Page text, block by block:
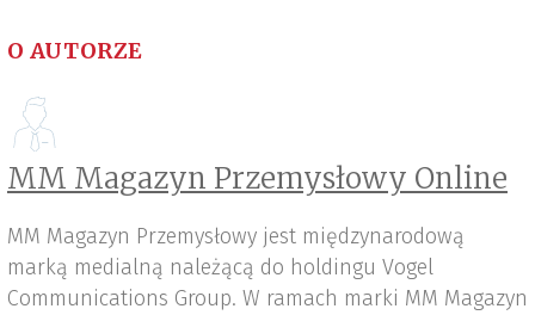
O AUTORZE
MM Magazyn Przemysłowy Online
MM Magazyn Przemysłowy jest międzynarodową
marką medialną należącą do holdingu Vogel
Communications Group. W ramach marki MM Magazyn